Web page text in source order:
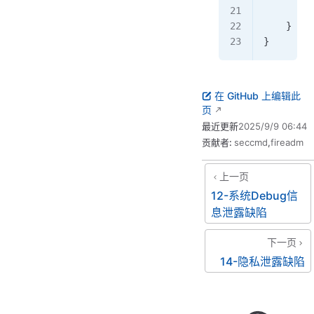
    }
}
在 GitHub 上编辑此
页
最近更新2025/9/9 06:44
贡献者: seccmd,fireadm
上一页
12-系统Debug信
息泄露缺陷
下一页
14-隐私泄露缺陷